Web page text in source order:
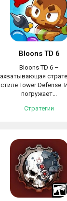
Bloons TD 6
Bloons TD 6 –
стиле Tower Defense.
погружает...
Стратегии